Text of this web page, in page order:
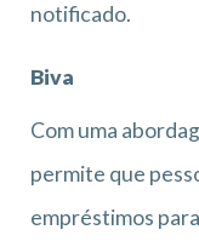
notificado.
Biva
Com uma
permite que
empréstimos